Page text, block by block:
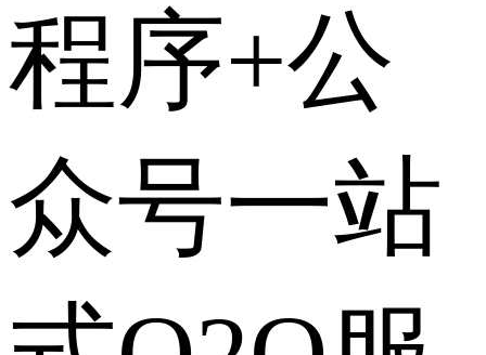
程序+公
众号一站